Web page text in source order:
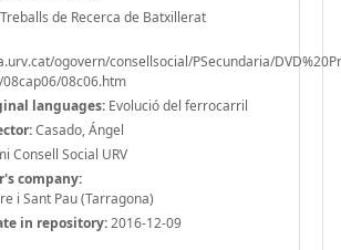
Treballs de Recerca de Batxillerat
ogovern/consellsocial/PSecundaria/
08c06.htm
languages: Evolució del ferrocarril
Casado, Ángel
Consell Social URV
company:
i Sant Pau (Tarragona)
in repository:2016-12-09